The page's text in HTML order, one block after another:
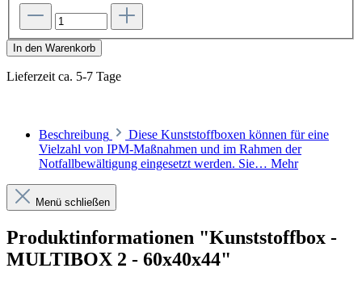
In den Warenkorb
Lieferzeit ca. 5-7 Tage
Beschreibung
Diese Kunststoffboxen können für eine
Vielzahl von IPM-Maßnahmen und im Rahmen der
Notfallbewältigung eingesetzt werden. Sie… Mehr
Menü schließen
Produktinformationen "Kunststoffbox -
MULTIBOX 2 - 60x40x44"